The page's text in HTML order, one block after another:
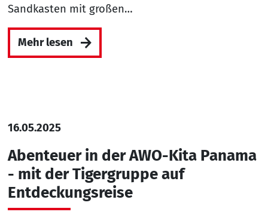
Sandkasten mit großen…
Mehr lesen
16.05.2025
Abenteuer in der AWO-Kita Panama
- mit der Tigergruppe auf
Entdeckungsreise